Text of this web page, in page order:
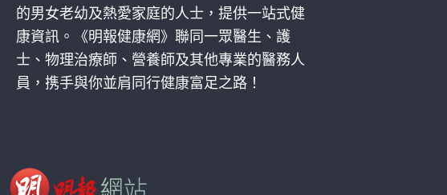
的男女老幼及熱愛家庭的人士，提供一站式健
康資訊。《明報健康網》聯同一眾醫生、護
士、物理治療師、營養師及其他專業的醫務人
員，携手與你並肩同行健康富足之路！